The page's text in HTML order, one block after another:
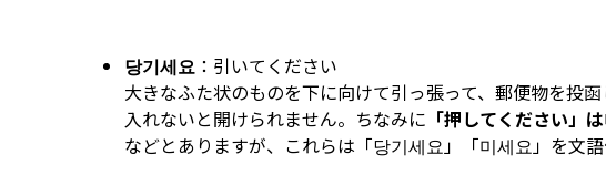
당기세요 ：引いてください
大きなふた状のものを下に向けて引っ張って、郵便物を投
入れないと開けられません。ちなみに 「押してください」
などとありますが、これらは「당기세요」「미세요」を文語